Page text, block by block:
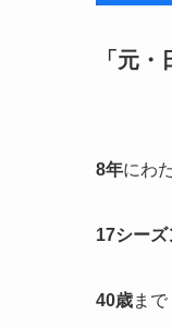
「元
8年にわ
17シーズ
40歳まで